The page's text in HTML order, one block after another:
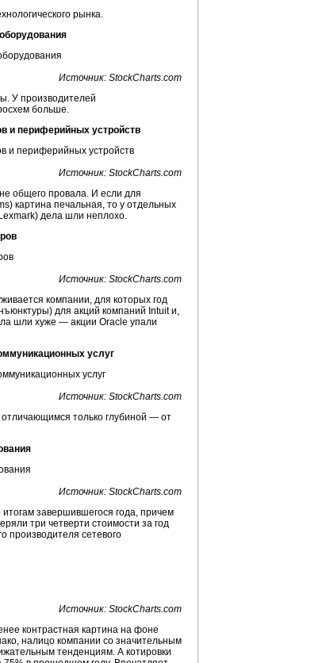
рынка.
Источник: StockCharts.com
У производителей
больше.
и периферийных устройств
Источник: StockCharts.com
общего провала. И если для
картина печальная, то у отдельных
дела шли неплохо.
Источник: StockCharts.com
компании, для которых год
для акций компаний Intuit и,
шли хуже — акции Oracle упали
услуг
Источник: StockCharts.com
только глубиной — от
Источник: StockCharts.com
завершившегося года, причем
три четверти стоимости за год
производителя сетевого
Источник: StockCharts.com
контрастная картина на фоне
налицо компании со значительным
тенденциям. А котировки